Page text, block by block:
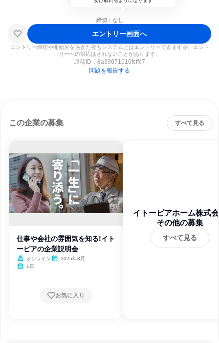
締切：なし
エントリー画面へ
エントリー締切や開始月を過ぎた後もシステム上はエントリーできますが、エント
リーへの対応はされないことがあります。
原稿ID： 8a39071616fcffc7
問題を報告する
この企業の募集 すべて見る
仕事や会社の雰囲気を知る!イト
ーピアの企業説明会
オンライン
2025年3月
1日
お気に入り
イトーピアホーム株式
その他の募集
すべて見る